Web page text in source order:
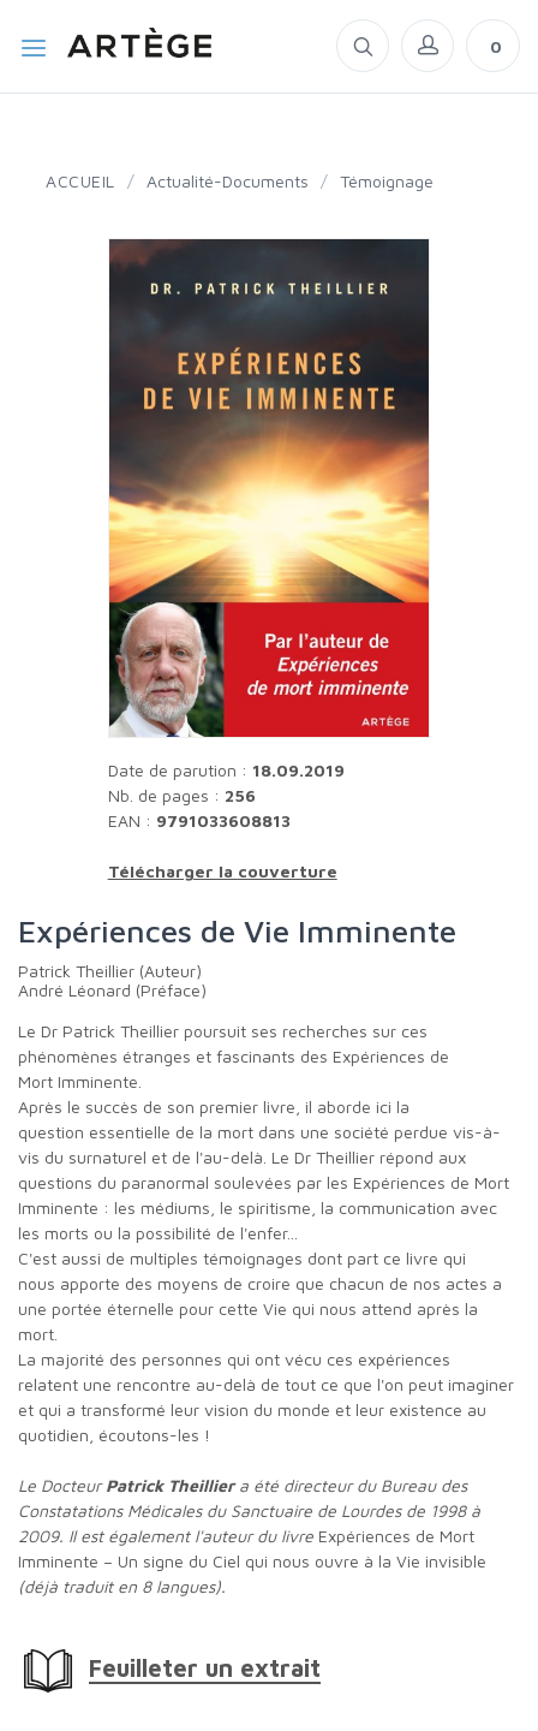
0
ACCUEIL / Actualité-Documents / Témoignage
Date de parution : 18.09.2019
Nb. de pages : 256
EAN : 9791033608813
Télécharger la couverture
Expériences de Vie Imminente
Patrick Theillier (Auteur)
André Léonard (Préface)
Le Dr Patrick Theillier poursuit ses recherches sur ces
phénomènes étranges et fascinants des Expériences de
Mort Imminente.
Après le succès de son premier livre, il aborde ici la
question essentielle de la mort dans une société perdue vis-à-
vis du surnaturel et de l'au-delà. Le Dr Theillier répond aux
questions du paranormal soulevées par les Expériences de Mort
Imminente : les médiums, le spiritisme, la communication avec
les morts ou la possibilité de l'enfer...
C'est aussi de multiples témoignages dont part ce livre qui
nous apporte des moyens de croire que chacun de nos actes a
une portée éternelle pour cette Vie qui nous attend après la
mort.
La majorité des personnes qui ont vécu ces expériences
relatent une rencontre au-delà de tout ce que l'on peut imaginer
et qui a transformé leur vision du monde et leur existence au
quotidien, écoutons-les !
Le DocteurPatrick Theilliera été directeur du Bureau des
Constatations Médicales du Sanctuaire de Lourdes de 1998 à
2009. Il est également l'auteur du livre Expériences de Mort
Imminente – Un signe du Ciel qui nous ouvre à la Vie invisible
(déjà traduit en 8 langues).
Feuilleter un extrait